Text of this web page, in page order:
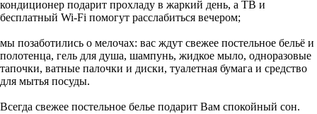
кондиционер подарит прохладу в жаркий день, а ТВ и
бесплатный Wi‑Fi помогут расслабиться вечером;
мы позаботились о мелочах: вас ждут свежее постельное бельё и
полотенца, гель для душа, шампунь, жидкое мыло, одноразовые
тапочки, ватные палочки и диски, туалетная бумага и средство
для мытья посуды.
Всегда свежее постельное белье подарит Вам спокойный сон.